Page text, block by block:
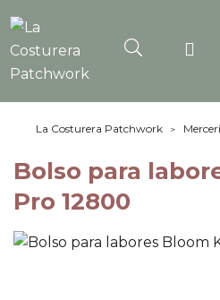
La Costurera Patchwork
Bolso para
Pro 12800